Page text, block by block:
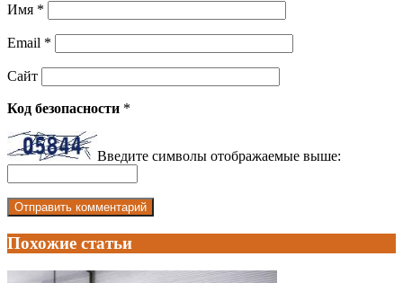
Имя *
Email *
Сайт
Код безопасности *
Введите символы отображаемые выше:
Похожие статьи